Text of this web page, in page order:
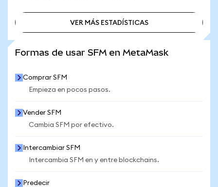
VER MÁS ESTADÍSTICAS
Formas de usar SFM en MetaMask
Comprar SFM
Empieza en pocos pasos.
Vender SFM
Cambia SFM por efectivo.
Intercambiar SFM
Intercambia SFM en y entre blockchains.
Predecir